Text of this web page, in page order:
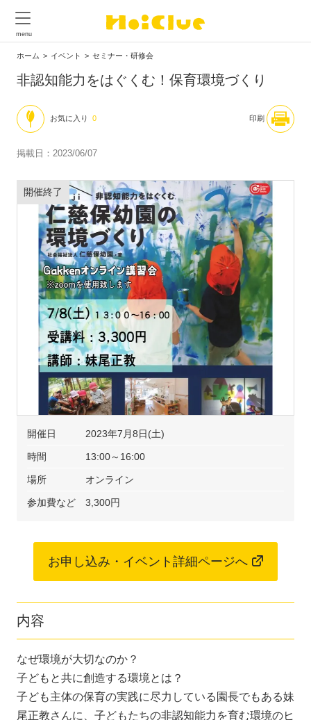
ホーム イベント セミナー・研修会
非認知能力をはぐくむ！保育環境づくり
お気に入り 0 印刷
掲載日：2023/06/07
開催終了
開催日 2023年7月8日(土)
時間 13:00～16:00
場所 オンライン
参加費など 3,300円
お申し込み・イベント詳細ページへ
内容
なぜ環境が大切なのか？
子どもと共に創造する環境とは？
子ども主体の保育の実践に尽力している園長でもある妹
尾正教さんに、子どもたちの非認知能力を育む環境のヒ